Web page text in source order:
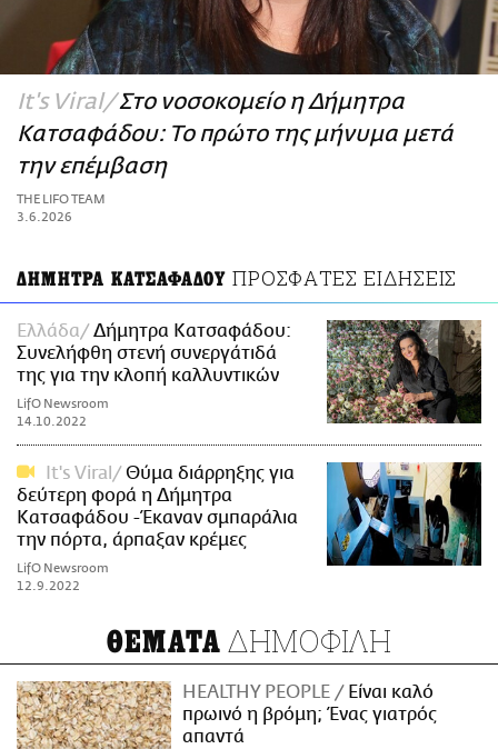
PRINT
It's Viral Στο νοσοκομείο η Δήμητρα
Κατσαφάδου: Το πρώτο της μήνυμα μετά
την επέμβαση
THE LIFO TEAM
3.6.2026
ΔΗΜΗΤΡΑ ΚΑΤΣΑΦΑΔΟΥ ΠΡΟΣΦΑΤΕΣ ΕΙΔΗΣΕΙΣ
Ελλάδα
Δήμητρα Κατσαφάδου:
Συνελήφθη στενή συνεργάτιδά
της για την κλοπή καλλυντικών
LifO Newsroom
14.10.2022
It's Viral
Θύμα διάρρηξης για
δεύτερη φορά η Δήμητρα
Κατσαφάδου -Έκαναν σμπαράλια
την πόρτα, άρπαξαν κρέμες
LifO Newsroom
12.9.2022
ΘΕΜΑΤΑ ΔΗΜΟΦΙΛΗ
HEALTHY PEOPLE
Είναι καλό
πρωινό η βρόμη; Ένας γιατρός
απαντά